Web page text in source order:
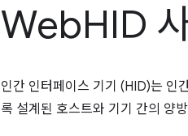
WebHID
인간 인터페이스 기기 (HID)는 인
록 설계된 호스트와 기기 간의 양